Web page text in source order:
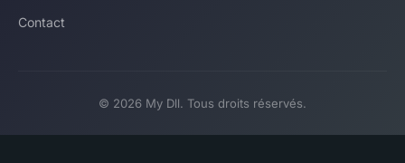
Contact
© 2026 My Dll. Tous droits réservés.